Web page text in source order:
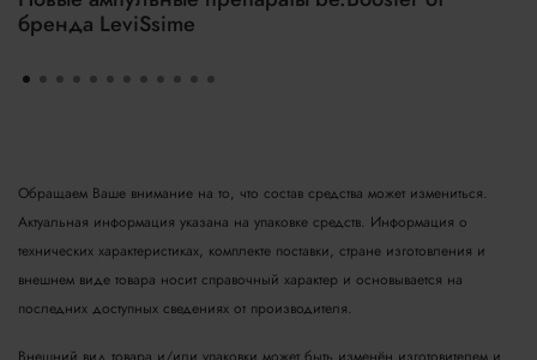
бренда LeviSsime
Обращаем Ваше внимание на то, что состав средства может измениться.
Актуальная информация указана на упаковке средств. Информация о
технических характеристиках, комплекте поставки, стране изготовления и
внешнем виде товара носит справочный характер и основывается на
последних доступных сведениях от производителя.